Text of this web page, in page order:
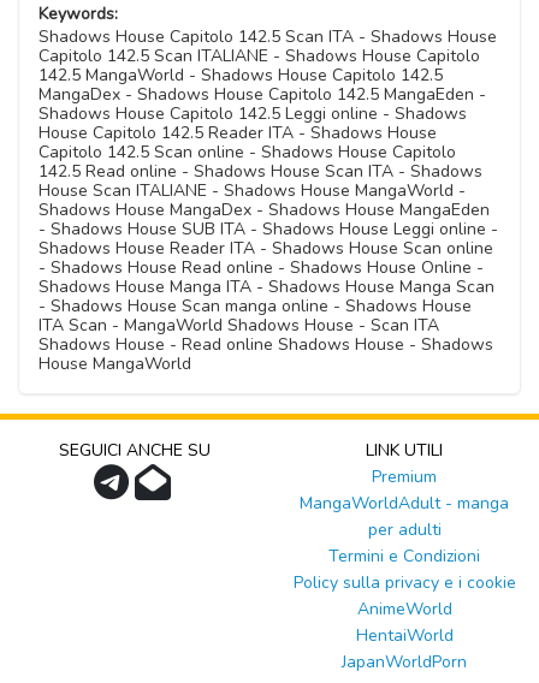
Keywords:
Shadows House Capitolo 142.5 Scan ITA - Shadows House
Capitolo 142.5 Scan ITALIANE - Shadows House Capitolo
142.5 MangaWorld - Shadows House Capitolo 142.5
MangaDex - Shadows House Capitolo 142.5 MangaEden -
Shadows House Capitolo 142.5 Leggi online - Shadows
House Capitolo 142.5 Reader ITA - Shadows House
Capitolo 142.5 Scan online - Shadows House Capitolo
142.5 Read online - Shadows House Scan ITA - Shadows
House Scan ITALIANE - Shadows House MangaWorld -
Shadows House MangaDex - Shadows House MangaEden
- Shadows House SUB ITA - Shadows House Leggi online -
Shadows House Reader ITA - Shadows House Scan online
- Shadows House Read online - Shadows House Online -
Shadows House Manga ITA - Shadows House Manga Scan
- Shadows House Scan manga online - Shadows House
ITA Scan - MangaWorld Shadows House - Scan ITA
Shadows House - Read online Shadows House - Shadows
House MangaWorld
SEGUICI ANCHE SU
LINK UTILI
Premium
MangaWorldAdult - manga
per adulti
Termini e Condizioni
Policy sulla privacy e i cookie
AnimeWorld
HentaiWorld
JapanWorldPorn